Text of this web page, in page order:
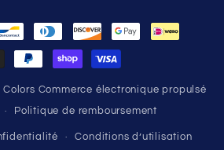
Colors Commerce électronique propulsé
Politique de remboursement
Conditions d’utilisation